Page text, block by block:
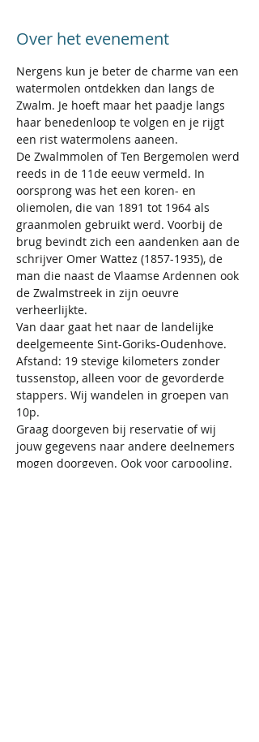
Over het evenement
Nergens kun je beter de charme van een
watermolen ontdekken dan langs de
Zwalm. Je hoeft maar het paadje langs
haar benedenloop te volgen en je rijgt
een rist watermolens aaneen.
De Zwalmmolen of Ten Bergemolen werd
reeds in de 11de eeuw vermeld. In
oorsprong was het een koren- en
oliemolen, die van 1891 tot 1964 als
graanmolen gebruikt werd. Voorbij de
brug bevindt zich een aandenken aan de
schrijver Omer Wattez (1857-1935), de
man die naast de Vlaamse Ardennen ook
de Zwalmstreek in zijn oeuvre
verheerlijkte.
Van daar gaat het naar de landelijke
deelgemeente Sint-Goriks-Oudenhove.
Afstand: 19 stevige kilometers zonder
tussenstop, alleen voor de gevorderde
stappers. Wij wandelen in groepen van
10p.
Graag doorgeven bij reservatie of wij
jouw gegevens naar andere deelnemers
mogen doorgeven. Ook voor carpooling.